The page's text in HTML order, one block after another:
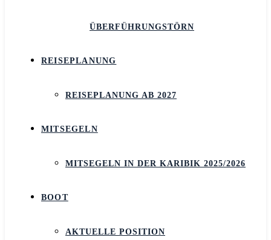
ÜBERFÜHRUNGSTÖRN
REISEPLANUNG
REISEPLANUNG AB 2027
MITSEGELN
MITSEGELN IN DER KARIBIK 2025/2026
BOOT
AKTUELLE POSITION